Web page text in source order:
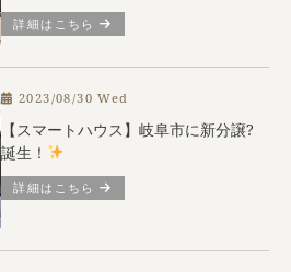
詳細はこちら
2023/08/30 Wed
【スマートハウス】岐阜市に新分譲?
誕生！
詳細はこちら